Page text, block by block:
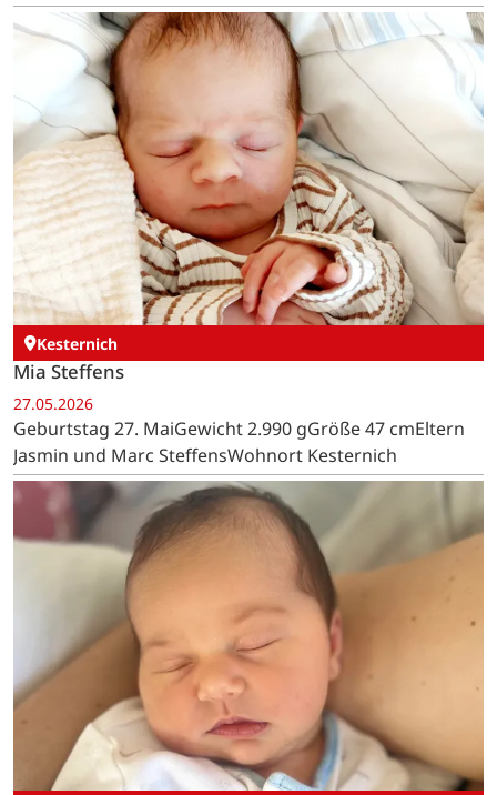
Kesternich
Mia Steffens
27.05.2026
Geburtstag 27. MaiGewicht 2.990 gGröße 47 cmEltern
Jasmin und Marc SteffensWohnort Kesternich